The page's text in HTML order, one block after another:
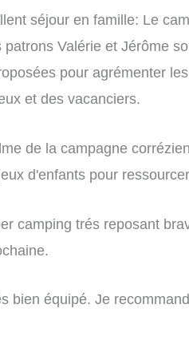
séjour en famille: Le
Valérie et Jérôme
pour agrémenter
et des vacanciers.
de la campagne
d'enfants pour
camping trés reposant
bien équipé. Je